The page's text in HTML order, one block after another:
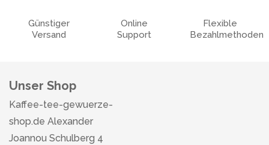
Günstiger
Versand
Online
Support
Flexible
Bezahlmethoden
Unser Shop
Kaffee-tee-gewuerze-
shop.de Alexander
Joannou Schulberg 4